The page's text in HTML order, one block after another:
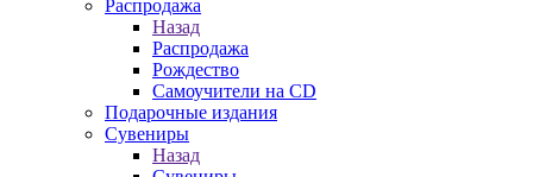
Распродажа
Назад
Распродажа
Рождество
Самоучители на CD
Подарочные издания
Сувениры
Назад